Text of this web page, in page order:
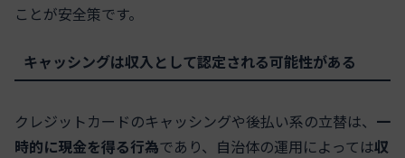
ことが安全策です。
キャッシングは収入として認定される可能性がある
クレジットカードのキャッシングや後払い系の立替は、 一
時的に現金を得る行為であり、自治体の運用によっては収